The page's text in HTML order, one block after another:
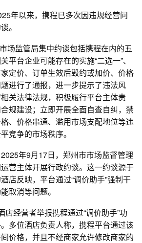
年以来，携程已多次因违规经营问
。
场监管局集中约谈包括携程在内的五
平台企业可能存在的实施“二选一”、
定价、订单生效后毁约或加价、价格
进行了通报，进一步提示了违法风
关法律法规，积极履行平台主体责
规建设；立即开展全面自查自纠，禁
、价格串通、滥用市场支配地位等违
竞争的市场秩序。
年9月17日，郑州市市场监督管理
营主体开展行政约谈。这一约谈源于
店反映，平台通过“调价助手”强制干
取消等问题。
店经营者举报携程通过“调价助手”功
多位酒店负责人称，携程平台通过该
价格，并且不经商家允许修改商家的